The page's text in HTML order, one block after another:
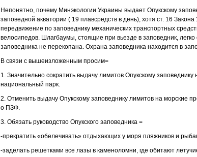
Непонятно, почему Минэкологии Украины выдает Опукскому
заповедной акватории ( 19 плавсредств в день), хотя ст. 16
передвижение по заповеднику механических транспортных
велосипедов. Шлагбаумы, стоящие при вьезде в заповедник,
заповедника не перекопана. Охрана заповедника находится в
В связи с вышеизложенным просим=
1. Значительно сократить выдачу лимитов Опукскому
национальный парк.
2. Отменить выдачу Опукскому заповеднику лимитов на морские
о ПЗФ.
3. Обязать руководство Опукского заповедника =
-прекратить «обелечивать» отдыхающих у моря пляжников и
-заделать решетками все лазы в каменоломни, где обитают